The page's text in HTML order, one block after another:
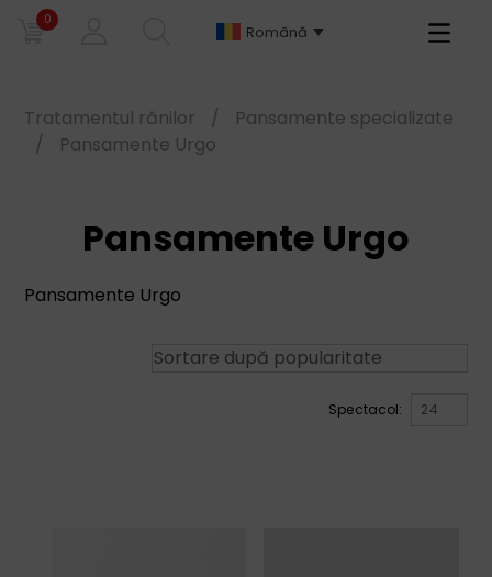
0
Română
Primary
Tratamentul rănilor /
Pansamente specializate
/
Pansamente Urgo
Pansamente Urgo
Pansamente Urgo
Spectacol: